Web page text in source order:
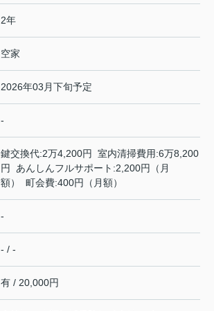
2年
空家
2026年03月下旬予定
-
鍵交換代:2万4,200円 室内清掃費用:6万8,200
円 あんしんフルサポート:2,200円（月
額） 町会費:400円（月額）
-
- / -
有 / 20,000円